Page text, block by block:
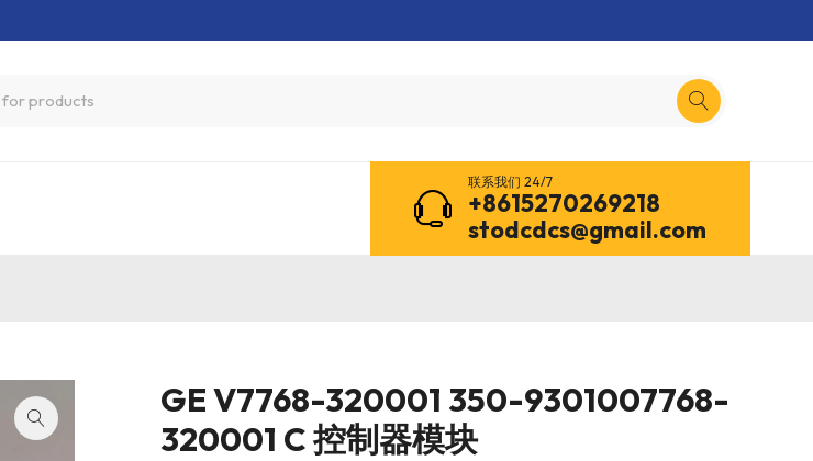
联系我们 24/7
+8615270269218
stodcdcs@gmail.com
GE V7768-320001 350-9301007768-
320001 C 控制器模块